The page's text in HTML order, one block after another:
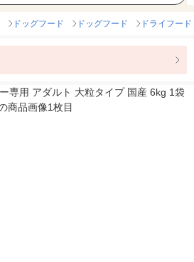
ドッグフード ドッグフード ドライフード